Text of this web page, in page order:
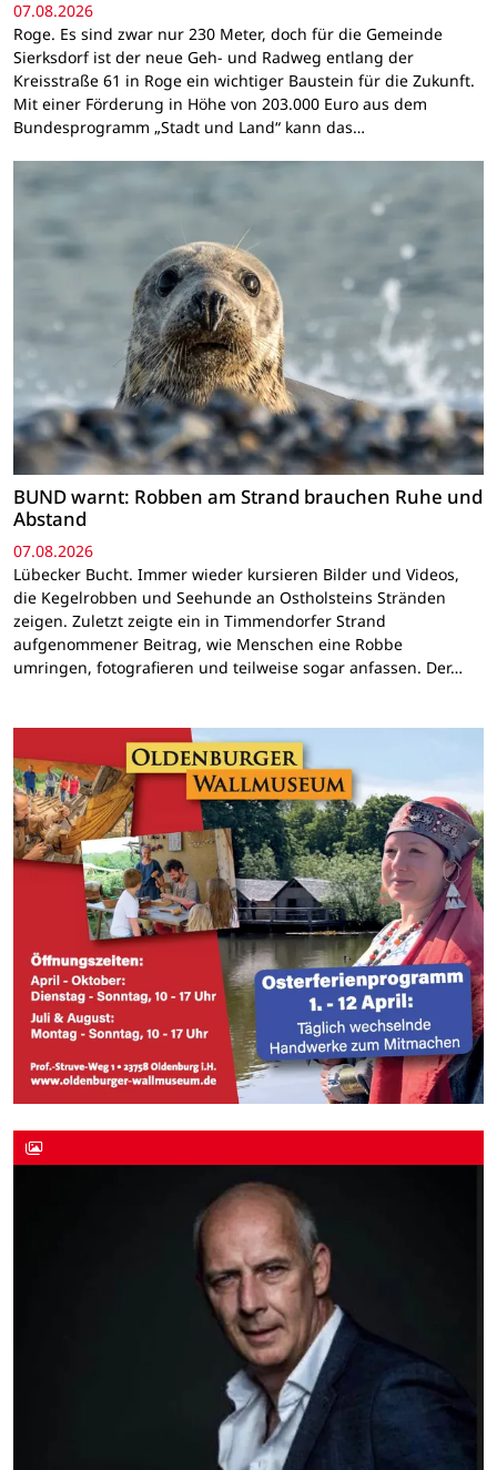
07.08.2026
Roge. Es sind zwar nur 230 Meter, doch für die Gemeinde
Sierksdorf ist der neue Geh- und Radweg entlang der
Kreisstraße 61 in Roge ein wichtiger Baustein für die Zukunft.
Mit einer Förderung in Höhe von 203.000 Euro aus dem
Bundesprogramm „Stadt und Land“ kann das…
BUND warnt: Robben am Strand brauchen Ruhe und
Abstand
07.08.2026
Lübecker Bucht. Immer wieder kursieren Bilder und Videos,
die Kegelrobben und Seehunde an Ostholsteins Stränden
zeigen. Zuletzt zeigte ein in Timmendorfer Strand
aufgenommener Beitrag, wie Menschen eine Robbe
umringen, fotografieren und teilweise sogar anfassen. Der…